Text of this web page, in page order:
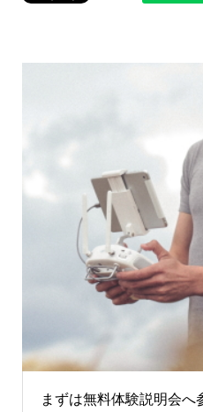
まずは無料体験説明会へ